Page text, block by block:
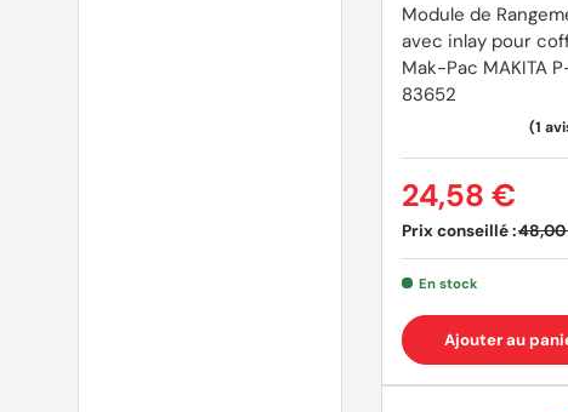
Module de
avec inlay pour
Mak-Pac MAKITA
83652
Prix conseillé :
24,58 €
En stock
Ajouter au